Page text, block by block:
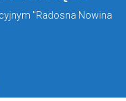
"Radosna Nowina